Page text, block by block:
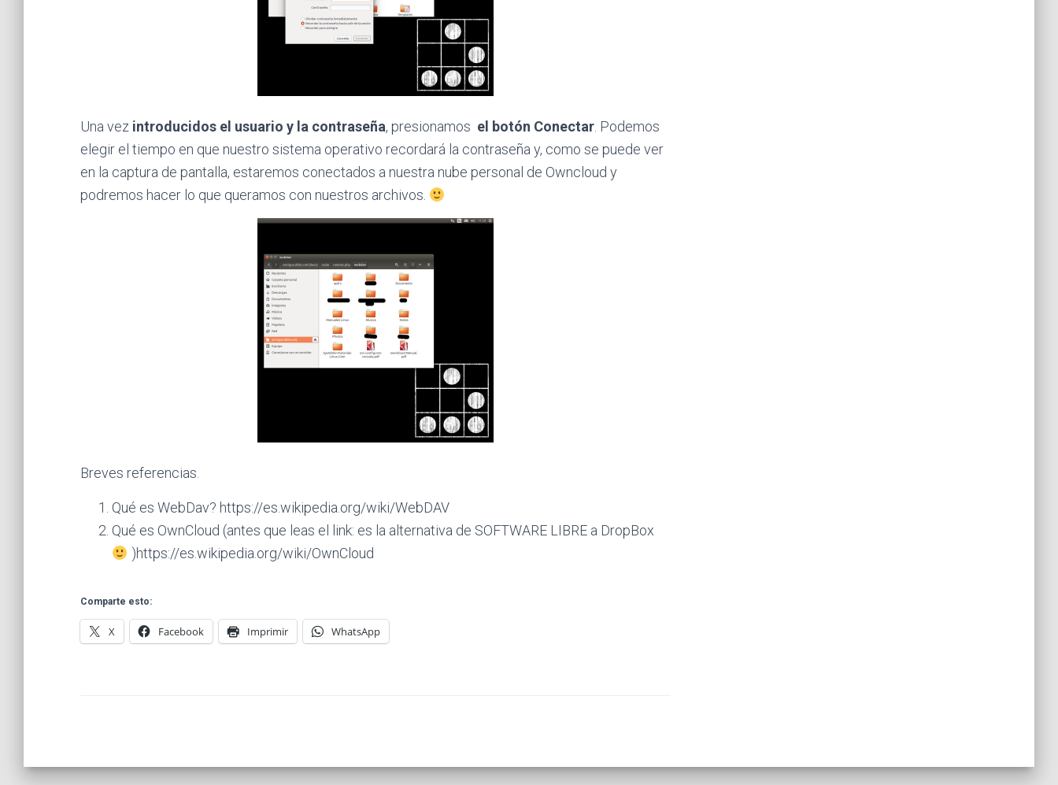
Una vez introducidos el usuario y la contraseña, presionamos el botón Conectar . Podemos
elegir el tiempo en que nuestro sistema operativo recordará la contraseña y, como se puede ver
en la captura de pantalla, estaremos conectados a nuestra nube personal de Owncloud y
podremos hacer lo que queramos con nuestros archivos.
Breves referencias.
Qué es WebDav? https://es.wikipedia.org/wiki/WebDAV
Qué es OwnCloud (antes que leas el link: es la alternativa de SOFTWARE LIBRE a DropBox
)https://es.wikipedia.org/wiki/OwnCloud
Comparte esto:
X Facebook Imprimir WhatsApp